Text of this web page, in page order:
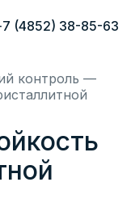
(4852) 38-85-63
контроль —